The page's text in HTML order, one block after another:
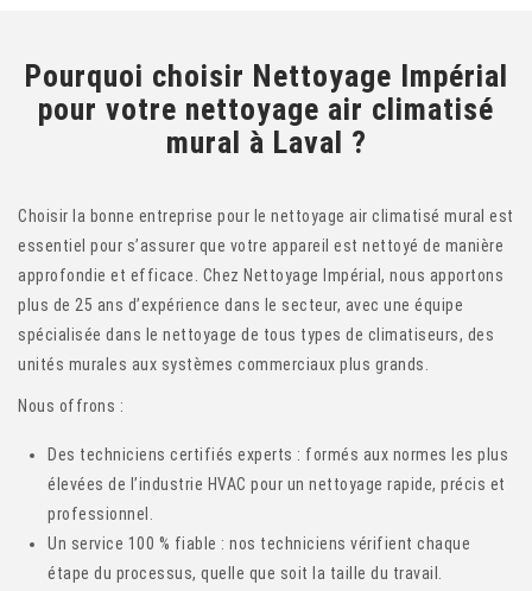
Pourquoi choisir Nettoyage Impérial
pour votre nettoyage air climatisé
mural à Laval ?
Choisir la bonne entreprise pour le nettoyage air climatisé mural est
essentiel pour s’assurer que votre appareil est nettoyé de manière
approfondie et efficace. Chez Nettoyage Impérial, nous apportons
plus de 25 ans d’expérience dans le secteur, avec une équipe
spécialisée dans le nettoyage de tous types de climatiseurs, des
unités murales aux systèmes commerciaux plus grands.
Nous offrons :
Des techniciens certifiés experts : formés aux normes les plus
élevées de l’industrie HVAC pour un nettoyage rapide, précis et
professionnel.
Un service 100 % fiable : nos techniciens vérifient chaque
étape du processus, quelle que soit la taille du travail.